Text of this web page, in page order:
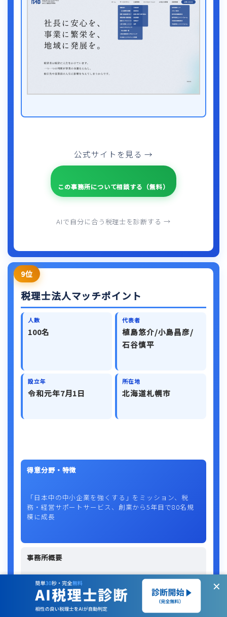
公式サイトを見る →
この事務所について相談する（無料）
AIで自分に合う税理士を診断する →
9位
税理士法人マッチポイント
人数
100名
代表者
植島悠介/小島昌彦/
石谷慎平
設立年
令和元年7月1日
所在地
北海道札幌市
得意分野・特徴
「日本中の中小企業を強くする」をミッション、税
務・経営サポートサービス、創業から5年目で80名規
模に成長
事務所概要
札幌を拠点に中小企業の経営サポートに特化し、税務
手続きと経営サポートを組み合わせたサービスを提供
✕